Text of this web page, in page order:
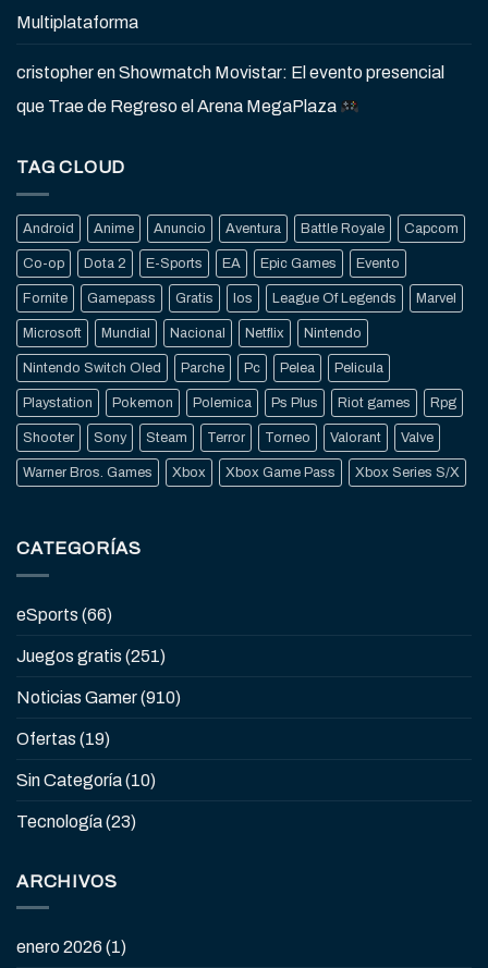
Multiplataforma
cristopherenShowmatch Movistar: El evento presencial
que Trae de Regreso el Arena MegaPlaza
TAG CLOUD
Android Anime Anuncio Aventura Battle Royale Capcom
Co-op Dota 2 E-Sports EA Epic Games Evento
Fornite Gamepass Gratis Ios League Of Legends Marvel
Microsoft Mundial Nacional Netflix Nintendo
Nintendo Switch Oled Parche Pc Pelea Pelicula
Playstation Pokemon Polemica Ps Plus Riot games Rpg
Shooter Sony Steam Terror Torneo Valorant Valve
Warner Bros. Games Xbox Xbox Game Pass Xbox Series S/X
CATEGORÍAS
eSports (66)
Juegos gratis (251)
Noticias Gamer(910)
Ofertas (19)
Sin Categoría(10)
Tecnología(23)
ARCHIVOS
enero 2026 (1)